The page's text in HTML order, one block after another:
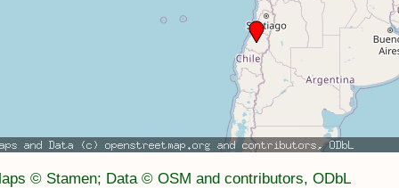
© Stamen; Data © OSM and contributors, ODbL